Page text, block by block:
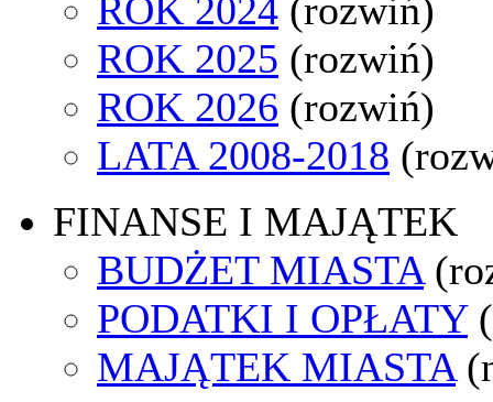
ROK 2024 (rozwiń)
ROK 2025 (rozwiń)
ROK 2026 (rozwiń)
LATA 2008-2018
FINANSE I MAJĄTEK
BUDŻET MIASTA
PODATKI I OPŁATY
MAJĄTEK MIASTA